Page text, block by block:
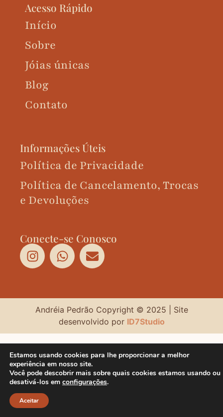
Acesso Rápido
Início
Sobre
Jóias únicas
Blog
Contato
Informações Úteis
Política de Privacidade
Política de Cancelamento, Trocas
e Devoluções
Conecte-se Conosco
Andréia Pedrão Copyright © 2025 | Site
desenvolvido por ID7Studio
Estamos usando cookies para lhe proporcionar a melhor
experiência em nosso site.
Você pode descobrir mais sobre quais cookies estamos usando ou
desativá-los em configurações.
Aceitar